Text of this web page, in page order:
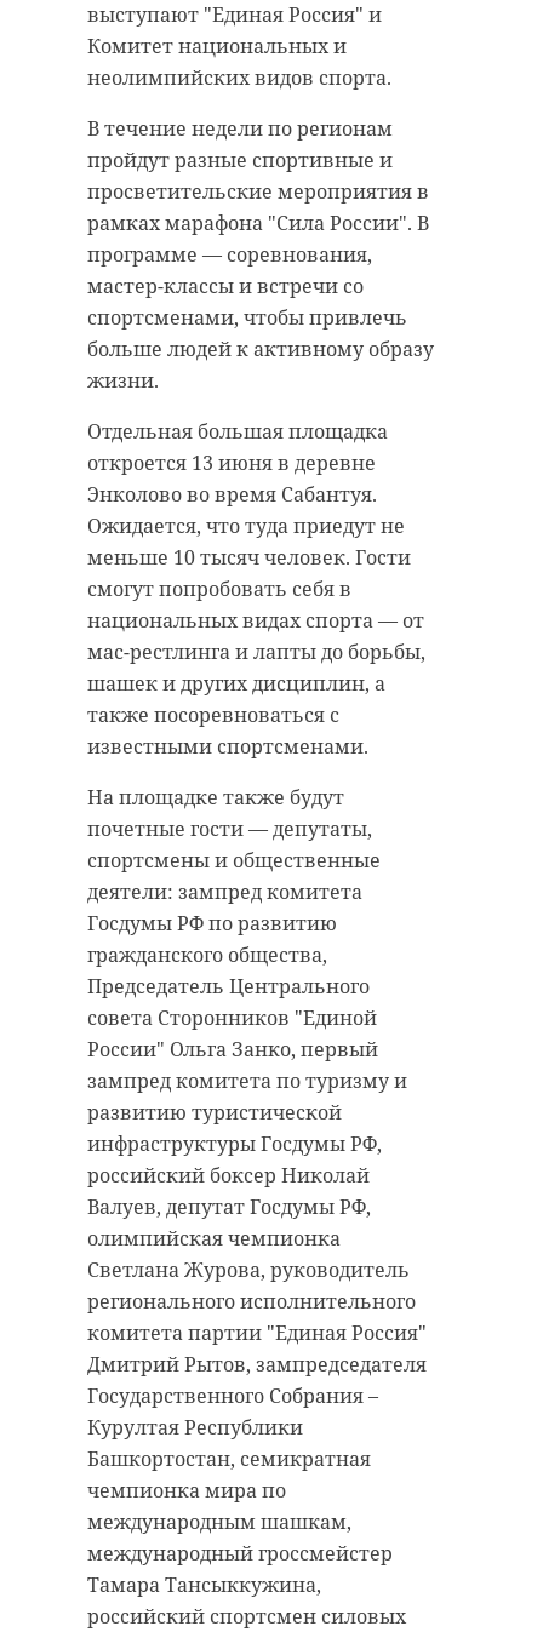
выступают "Единая Россия" и
Комитет национальных и
неолимпийских видов спорта.
В течение недели по регионам
пройдут разные спортивные и
просветительские мероприятия в
рамках марафона "Сила России". В
программе — соревнования,
мастер-классы и встречи со
спортсменами, чтобы привлечь
больше людей к активному образу
жизни.
Отдельная большая площадка
откроется 13 июня в деревне
Энколово во время Сабантуя.
Ожидается, что туда приедут не
меньше 10 тысяч человек. Гости
смогут попробовать себя в
национальных видах спорта — от
мас-рестлинга и лапты до борьбы,
шашек и других дисциплин, а
также посоревноваться с
известными спортсменами.
На площадке также будут
почетные гости — депутаты,
спортсмены и общественные
деятели: зампред комитета
Госдумы РФ по развитию
гражданского общества,
Председатель Центрального
совета Сторонников "Единой
России" Ольга Занко, первый
зампред комитета по туризму и
развитию туристической
инфраструктуры Госдумы РФ,
российский боксер Николай
Валуев, депутат Госдумы РФ,
олимпийская чемпионка
Светлана Журова, руководитель
регионального исполнительного
комитета партии "Единая Россия"
Дмитрий Рытов, зампредседателя
Государственного Собрания –
Курултая Республики
Башкортостан, семикратная
чемпионка мира по
международным шашкам,
международный гроссмейстер
Тамара Тансыккужина,
российский спортсмен силовых